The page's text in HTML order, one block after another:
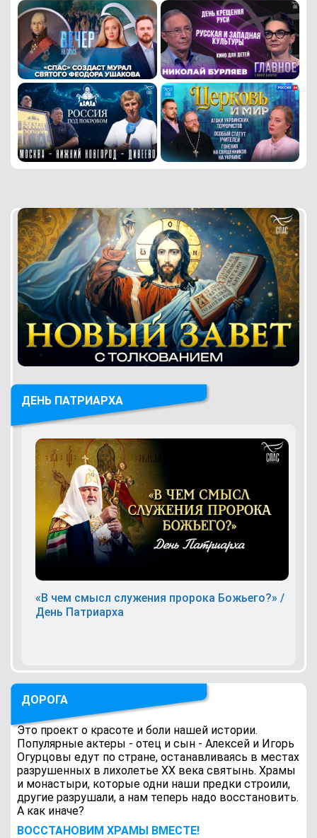
ДЕНЬ ПАТРИАРХА
«В чем смысл служения пророка Божьего?» /
День Патриарха
ДОРОГА
Это проект о красоте и боли нашей истории.
Популярные актеры - отец и сын - Алексей и Игорь
Огурцовы едут по стране, останавливаясь в местах
разрушенных в лихолетье ХХ века святынь. Храмы
и монастыри, которые одни наши предки строили,
другие разрушали, а нам теперь надо восстановить.
А как иначе?
ВОCСТАНОВИМ ХРАМЫ ВМЕСТЕ!